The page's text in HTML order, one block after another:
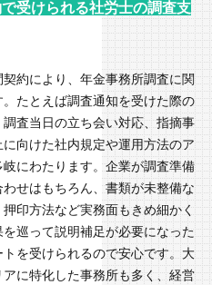
受けられる社労士の調査支
約により、年金事務所調査に関
たとえば調査通知を受けた際の
査当日の立ち会い対応、指摘事
向けた社内規定や運用方法のア
にわたります。企業が調査準備
せはもちろん、書類が未整備な
印方法など実務面もきめ細かく
巡って説明補足が必要になった
を受けられるので安心です。大
に特化した事務所も多く、経営